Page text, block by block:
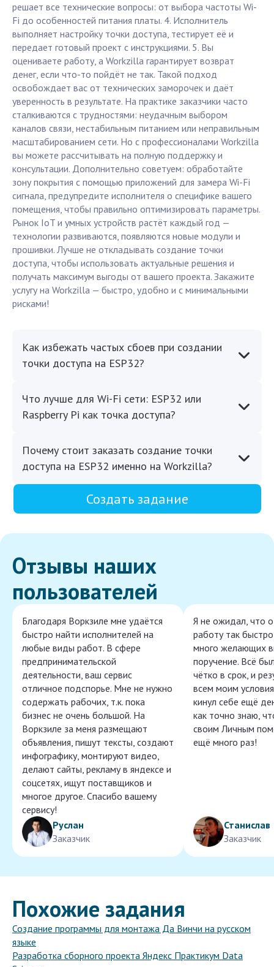
решает все технические вопросы: от выбора частоты Wi-
Fi до особенностей питания платы. 4. Исполнитель
выполняет настройку точки доступа, тестирует её и
передает готовый проект с инструкциями. 5. Вы
оцениваете работу, а Workzilla гарантирует возврат
денег, если что-то пойдёт не так. Такой подход
освобождает вас от технических заморочек и даёт
уверенность в результате. На практике заказчики часто
сталкиваются с трудностями: неудачным выбором
каналов связи, нестабильным питанием или неправильным
масштабированием сети. Но с профессионалами Workzilla
вы можете рассчитывать на полную поддержку и
консультации. Дополнительно советуем: обработайте
зону покрытия с помощью приложений для замера Wi-Fi
сигнала, предупредите исполнителя о специфике вашего
помещения, чтобы правильно оптимизировать параметры.
Рынок IoT и умных устройств растёт каждый год —
технологии развиваются, появляются новые модули и
прошивки. Лучше не откладывать создание точки
доступа, чтобы использовать актуальные решения и
получать максимум выгоды от вашего проекта. Закажите
услугу на Workzilla — быстро, удобно и с минимальными
рисками!
Как избежать частых сбоев при создании
точки доступа на ESP32?
Что лучше для Wi-Fi сети: ESP32 или
Raspberry Pi как точка доступа?
Почему стоит заказать создание точки
доступа на ESP32 именно на Workzilla?
Создать задание
Отзывы наших
пользователей
Благодаря Воркзиле мне удаётся
быстро найти исполнителей на
любые виды работ. В сфере
предпринимательской
деятельности, ваш сервис
отличное подспорье. Мне не нужно
содержать рабочих, т.к. пока
бизнес не очень большой. На
Воркзиле за меня размещают
объявления, пишут тексты, создают
инфографику, монтируют видео,
делают сайты, рекламу в яндексе и
соцсетях, ищут поставщиков и
многое другое. Спасибо вашему
сервису!
Руслан
Заказчик
Я не ожидал, что
работу так
много желающих
поручение. Всё
чётко в срок, и
всем моим
кинул себе ещё
как точно знаю,
своим Личным
ещё много раз!
Станислав
Заказчик
Похожие задания
Создание программы для монтажа Да Винчи на русском
языке
Разработка сборного проекта Яндекс Практикум Data